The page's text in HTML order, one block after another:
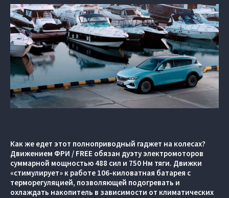
Как же едет этот полноприводный гаджет на колесах?
Движением ФРИ / FREE обязан дуэту электромоторов
суммарной мощностью 488 сил и 750 Нм тяги. Движки
«стимулирует» к работе 106-киловатная батарея с
терморегуляцией, позволяющей подогревать и
охлаждать накопитель в зависимости от климатических